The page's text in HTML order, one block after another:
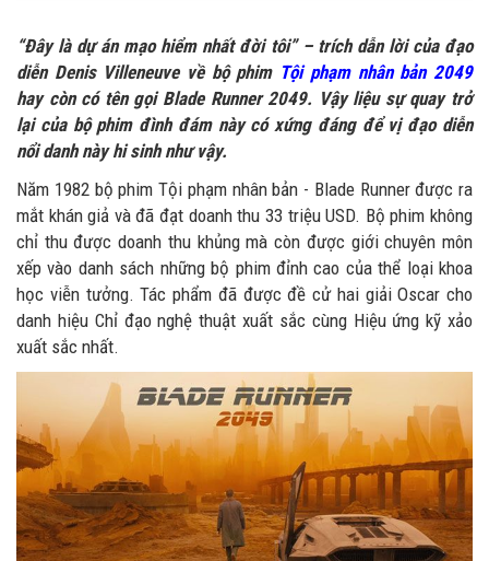
“Đây là dự án mạo hiểm nhất đời tôi” – trích dẫn lời của đạo
diễn Denis Villeneuve về bộ phim Tội phạm nhân bản 2049
hay còn có tên gọi Blade Runner 2049. Vậy liệu sự quay trở
lại của bộ phim đình đám này có xứng đáng để vị đạo diễn
nổi danh này hi sinh như vậy.
Năm 1982 bộ phim Tội phạm nhân bản - Blade Runner được ra
mắt khán giả và đã đạt doanh thu 33 triệu USD. Bộ phim không
chỉ thu được doanh thu khủng mà còn được giới chuyên môn
xếp vào danh sách những bộ phim đỉnh cao của thể loại khoa
học viễn tưởng. Tác phẩm đã được đề cử hai giải Oscar cho
danh hiệu Chỉ đạo nghệ thuật xuất sắc cùng Hiệu ứng kỹ xảo
xuất sắc nhất.